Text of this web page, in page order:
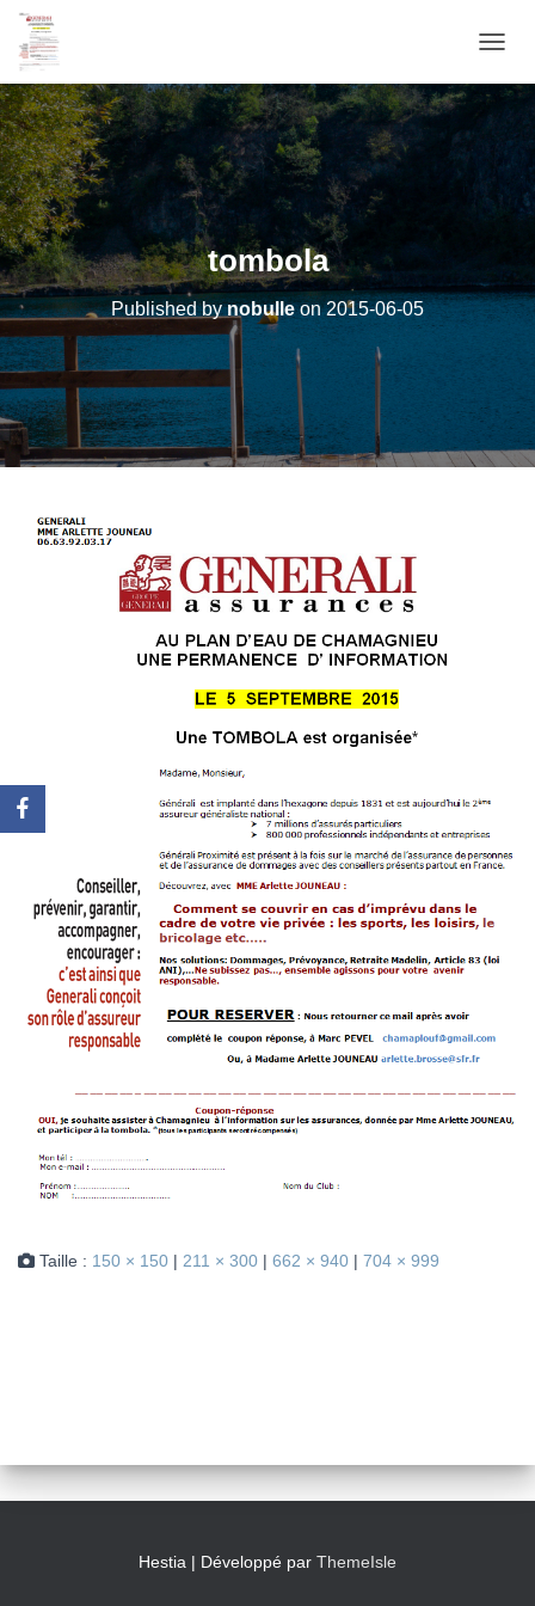
tombola
Published bynobulleon2015-06-05
Taille : 150 × 150 | 211 × 300 | 662 × 940 | 704 × 999
Hestia | Développé par ThemeIsle